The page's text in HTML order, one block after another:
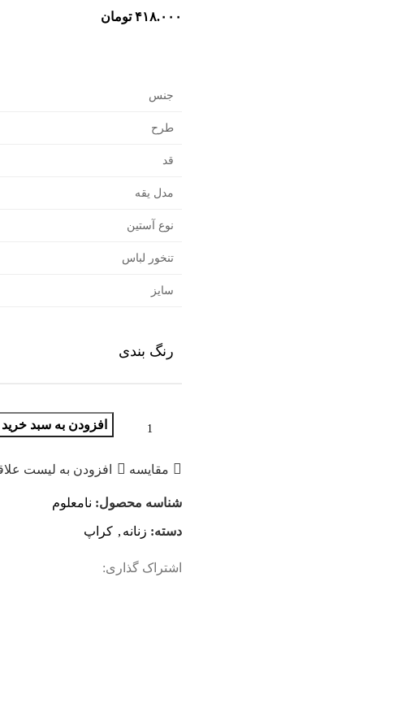
۴۱۸.۰۰۰ تومان
جنس
طرح
قد
مدل یقه
نوع آستین
تنخور لباس
سایز
رنگ بندی
افزودن به سبد خرید
مقایسه افزودن به لیست
شناسه محصول: نامعلوم
دسته: زنانه , کراپ
اشتراک گذاری: